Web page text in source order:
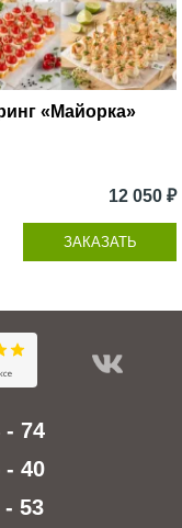
«Майорка»
12 050 ₽
ЗАКАЗАТЬ
- 74
- 40
- 53